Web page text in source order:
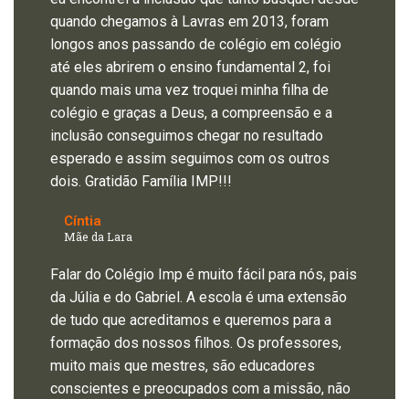
quando chegamos à Lavras em 2013, foram
longos anos passando de colégio em colégio
até eles abrirem o ensino fundamental 2, foi
quando mais uma vez troquei minha filha de
colégio e graças a Deus, a compreensão e a
inclusão conseguimos chegar no resultado
esperado e assim seguimos com os outros
dois. Gratidão Família IMP!!!
Cíntia
Mãe da Lara
Falar do Colégio Imp é muito fácil para nós, pais
da Júlia e do Gabriel. A escola é uma extensão
de tudo que acreditamos e queremos para a
formação dos nossos filhos. Os professores,
muito mais que mestres, são educadores
conscientes e preocupados com a missão, não